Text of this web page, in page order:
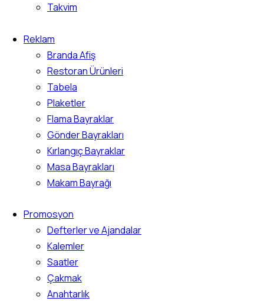
Takvim
Reklam
Branda Afiş
Restoran Ürünleri
Tabela
Plaketler
Flama Bayraklar
Gönder Bayrakları
Kırlangıç Bayraklar
Masa Bayrakları
Makam Bayrağı
Promosyon
Defterler ve Ajandalar
Kalemler
Saatler
Çakmak
Anahtarlık